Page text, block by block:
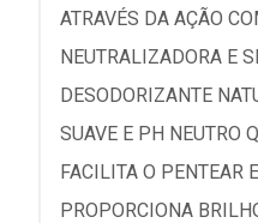
ATRAVÉS DA AÇÃO
NEUTRALIZADORA E
DESODORIZANTE
SUAVE E PH NEUTRO
FACILITA O PENTEAR
PROPORCIONA